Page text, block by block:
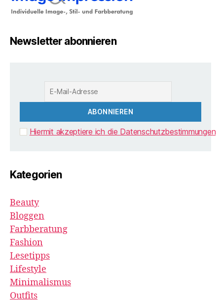
Newsletter abonnieren
Hiermit akzeptiere ich die Datenschutzbestimmungen
Kategorien
Beauty
Bloggen
Farbberatung
Fashion
Lesetipps
Lifestyle
Minimalismus
Outfits